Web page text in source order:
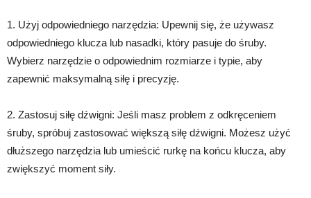
1. Użyj odpowiedniego narzędzia: Upewnij się, że używasz
odpowiedniego klucza lub nasadki, który pasuje do śruby.
Wybierz narzędzie o odpowiednim rozmiarze i typie, aby
zapewnić maksymalną siłę i precyzję.
2. Zastosuj siłę dźwigni: Jeśli masz problem z odkręceniem
śruby, spróbuj zastosować większą siłę dźwigni. Możesz użyć
dłuższego narzędzia lub umieścić rurkę na końcu klucza, aby
zwiększyć moment siły.